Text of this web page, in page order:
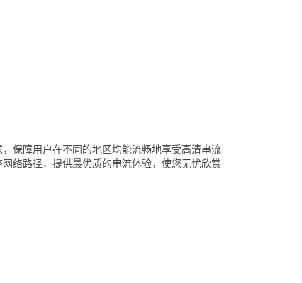
保障用户在不同的地区均能流畅地享受高清串流
络路径，提供最优质的串流体验，使您无忧欣赏